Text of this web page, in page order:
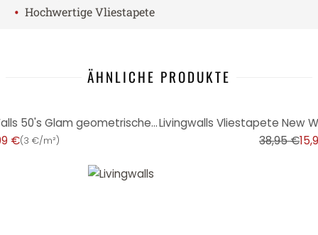
• Hochwertige Vliestapete
ÄHNLICHE PRODUKTE
Livingwalls Vliestapete New Walls 50's Glam geometrische Tapete blau, schwarz
€(3 €/m²) 38,95 €